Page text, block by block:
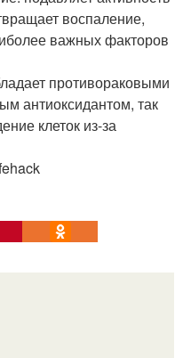
воспаление,
важных факторов
противораковыми
антиоксидантом, так
клеток из-за